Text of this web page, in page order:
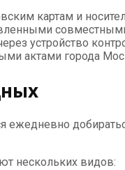
картам и
устройство
актами города
ежедневно
нескольких видов: